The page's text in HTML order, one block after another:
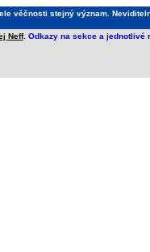
věčnosti stejný význam.
Neff. Odkazy na sekce a jednotlivé